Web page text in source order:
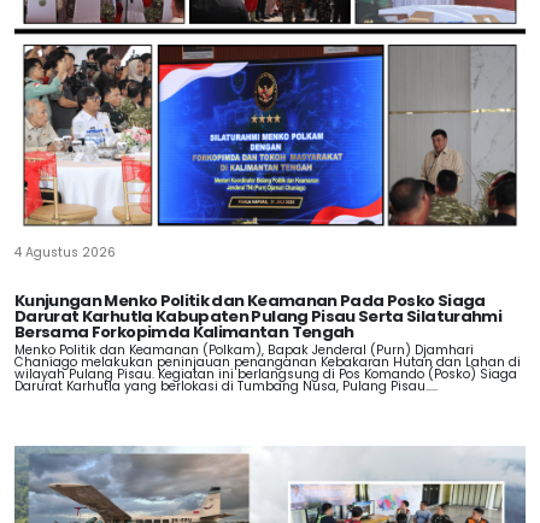
4 Agustus 2026
Kunjungan Menko Politik dan Keamanan Pada Posko Siaga
Darurat Karhutla Kabupaten Pulang Pisau Serta Silaturahmi
Bersama Forkopimda Kalimantan Tengah
Menko Politik dan Keamanan (Polkam), Bapak Jenderal (Purn) Djamhari
Chaniago melakukan peninjauan penanganan Kebakaran Hutan dan Lahan di
wilayah Pulang Pisau. Kegiatan ini berlangsung di Pos Komando (Posko) Siaga
Darurat Karhutla yang berlokasi di Tumbang Nusa, Pulang Pisau.....